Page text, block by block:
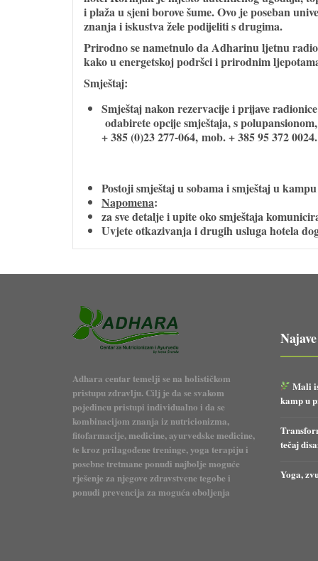
i plaža u sjeni borove šume. Ovo je poseban
znanja i iskustva žele podijeliti s drugima.
Prirodno se nametnulo da Adharinu ljetnu
kako u energetskoj podršci i prirodnim
Smještaj:
Smještaj nakon rezervacije i prijave
odabirete opcije smještaja, s
+ 385 (0)23 277-064, mob. + 385 95 372 0024.
Postoji smještaj u sobama i smještaj u
Napomena:
za sve detalje i upite oko smještaja
Uvjete otkazivanja i drugih usluga hotela
Adhara centar temelji se na holističkom
pristupu zdravlju. Cilj je da se svakom
pojedincu pristupi individualno i da se
kombinacijom znanja iz nutricionizma,
fitofarmacije, medicine, ayurvedske medicine,
te kroz prilagođene treninge, yoga terapiju i
posebne tretmane ponudi najbolje moguće
rješenje za njegove zdravstvene tegobe i
ponudi prevencija za moguća oboljenja
Mali
kamp u
tečaj
Yoga,